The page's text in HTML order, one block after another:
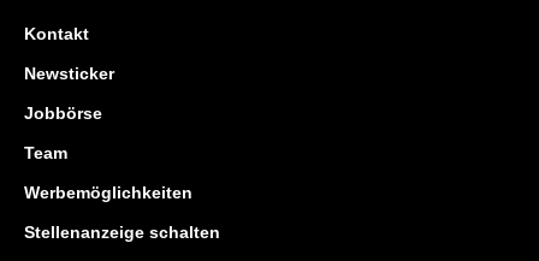
Kontakt
Newsticker
Jobbörse
Team
Werbemöglichkeiten
Stellenanzeige schalten